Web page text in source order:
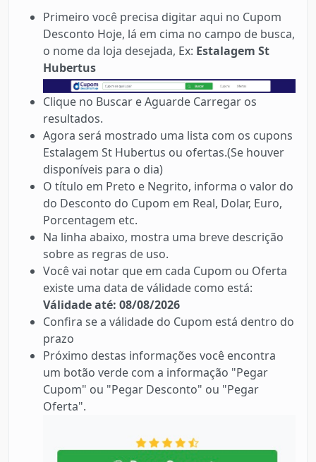
Primeiro você precisa digitar aqui no Cupom
Desconto Hoje, lá em cima no campo de busca,
o nome da loja desejada, Ex: Estalagem St
Hubertus
Clique no Buscar e Aguarde Carregar os
resultados.
Agora será mostrado uma lista com os cupons
Estalagem St Hubertus ou ofertas.(Se houver
disponíveis para o dia)
O título em Preto e Negrito, informa o valor do
do Desconto do Cupom em Real, Dolar, Euro,
Porcentagem etc.
Na linha abaixo, mostra uma breve descrição
sobre as regras de uso.
Você vai notar que em cada Cupom ou Oferta
existe uma data de válidade como está:
Válidade até: 08/08/2026
Confira se a válidade do Cupom está dentro do
prazo
Próximo destas informações você encontra
um botão verde com a informação "Pegar
Cupom" ou "Pegar Desconto" ou "Pegar
Oferta".